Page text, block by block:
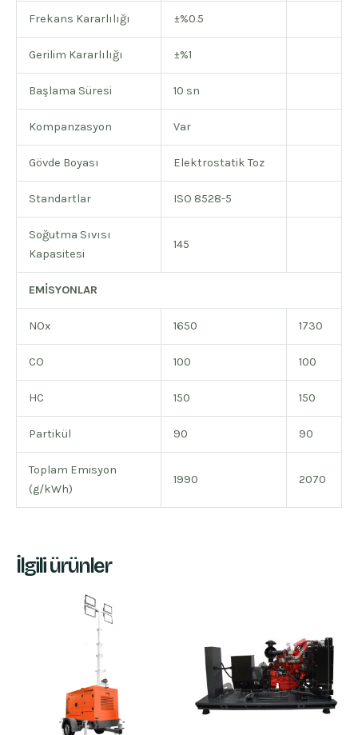
Frekans Kararlılığı ±%0.5
Gerilim Kararlılığı ±%1
Başlama Süresi 10 sn
Kompanzasyon Var
Gövde Boyası Elektrostatik Toz
Standartlar ISO 8528-5
Soğutma Sıvısı
Kapasitesi
145
EMİSYONLAR
NOx 1650 1730
CO 100 100
HC 150 150
Partikül 90 90
Toplam Emisyon
(g/kWh)
1990 2070
İlgili ürünler